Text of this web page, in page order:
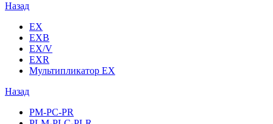
Назад
EX
EXB
EX/V
EXR
Мультипликатор EX
Назад
PM-PC-PR